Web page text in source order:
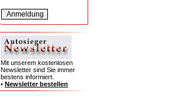
Mit unserem kostenlosen
Newsletter sind Sie immer
bestens informiert.
• Newsletter bestellen